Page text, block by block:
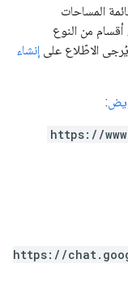
المساحات
الاطّلاع على إنشاء
:
https://
https://